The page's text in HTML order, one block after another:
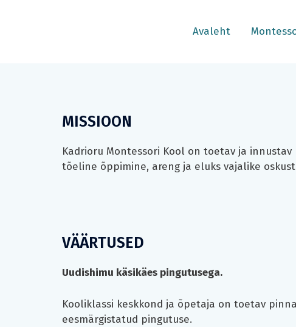
Avaleht
MISSIOON
Kadrioru Montessori Kool on toetav ja innustav
tõeline õppimine, areng ja eluks vajalike
VÄÄRTUSED
Uudishimu käsikäes pingutusega.
Kooliklassi keskkond ja õpetaja on toetav
eesmärgistatud pingutuse.